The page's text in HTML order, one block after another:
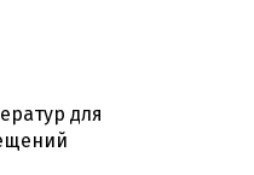
для